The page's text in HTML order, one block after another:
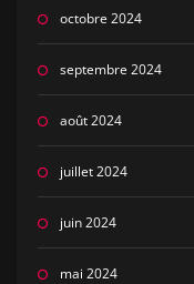
octobre 2024
septembre 2024
août 2024
juillet 2024
juin 2024
mai 2024